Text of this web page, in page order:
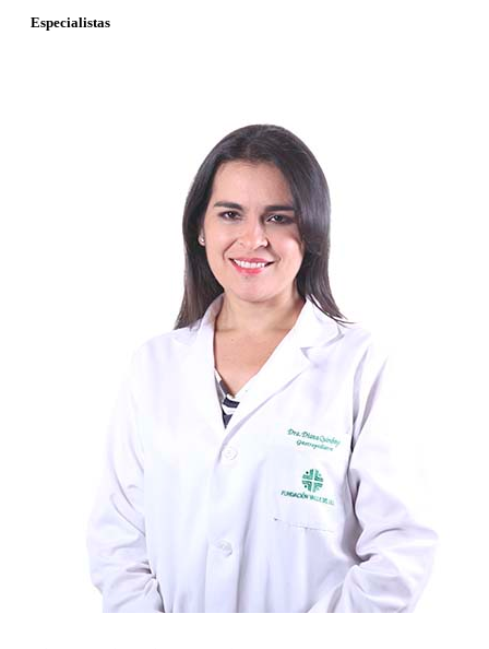
Especialistas